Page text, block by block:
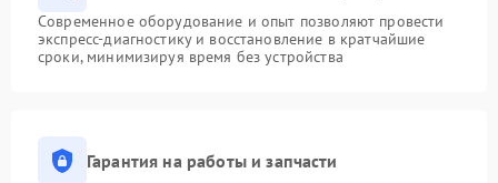
Современное оборудование и опыт позволяют провести
экспресс-диагностику и восстановление в кратчайшие
сроки, минимизируя время без устройства
Гарантия на работы и запчасти